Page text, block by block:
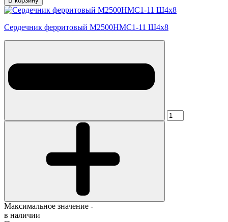
Сердечник ферритовый М2500НМС1-11 Ш4х8
Максимальное значение -
в наличии